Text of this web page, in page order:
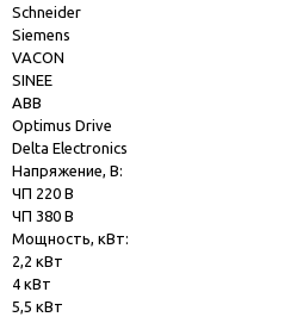
Schneider
Siemens
VACON
SINEE
ABB
Optimus Drive
Delta Electronics
Напряжение, В:
ЧП 220 В
ЧП 380 В
Мощность, кВт:
2,2 кВт
4 кВт
5,5 кВт